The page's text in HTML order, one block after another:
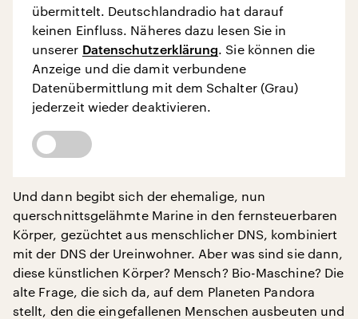
übermittelt. Deutschlandradio hat darauf
keinen Einfluss. Näheres dazu lesen Sie in
unserer Datenschutzerklärung. Sie können die
Anzeige und die damit verbundene
Datenübermittlung mit dem Schalter (Grau)
jederzeit wieder deaktivieren.
Und dann begibt sich der ehemalige, nun
querschnittsgelähmte Marine in den fernsteuerbaren
Körper, gezüchtet aus menschlicher DNS, kombiniert
mit der DNS der Ureinwohner. Aber was sind sie dann,
diese künstlichen Körper? Mensch? Bio-Maschine? Die
alte Frage, die sich da, auf dem Planeten Pandora
stellt, den die eingefallenen Menschen ausbeuten und